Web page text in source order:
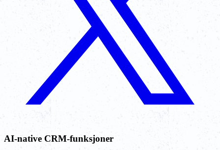
AI-native CRM-funksjoner